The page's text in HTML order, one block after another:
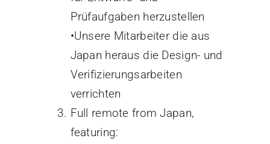
Prüfaufgaben herzustellen
•Unsere Mitarbeiter die aus
Japan heraus die Design- und
Verifizierungsarbeiten
verrichten
Full remote from Japan,
featuring: